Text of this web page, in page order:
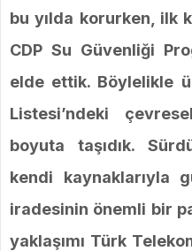
bu yılda korurken, ilk
CDP Su Güvenliği
elde ettik. Böylelikle
Listesi’ndeki
boyuta taşıdık.
kendi kaynaklarıyla
iradesinin önemli bir
yaklaşımı Türk